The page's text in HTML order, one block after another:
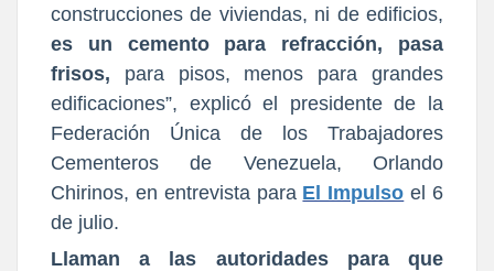
construcciones de viviendas, ni de edificios,
es un cemento para refracción, pasa
frisos,
para pisos, menos para grandes
edificaciones”, explicó el presidente de la
Federación Única de los Trabajadores
Cementeros de Venezuela, Orlando
Chirinos, en entrevista para El Impulso el 6
de julio.
Llaman a las autoridades para que